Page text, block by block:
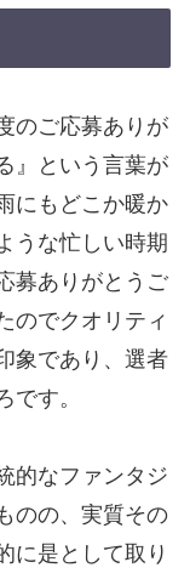
のご応募ありが
』という言葉が
にもどこか暖か
うな忙しい時期
募ありがとうご
のでクオリティ
象であり、選者
です。
的なファンタジ
のの、実質その
に是として取り